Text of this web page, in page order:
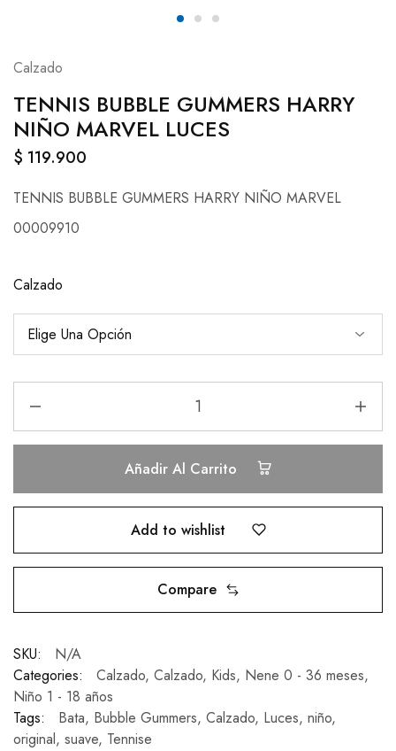
Calzado
TENNIS BUBBLE GUMMERS HARRY
NIÑO MARVEL LUCES
$ 119.900
TENNIS BUBBLE GUMMERS HARRY NIÑO MARVEL
00009910
Calzado
Añadir Al Carrito
Add to wishlist
Compare
SKU:
N/A
Categories:
Calzado, Calzado, Kids, Nene 0 - 36 meses,
Niño 1 - 18 años
Tags:
Bata, Bubble Gummers, Calzado, Luces, niño,
original, suave, Tennise